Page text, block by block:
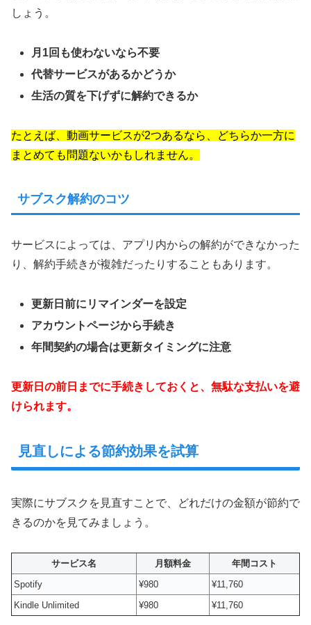
しょう。
月1回も使わないなら不要
代替サービスがあるかどうか
生活の質を下げずに解約できるか
たとえば、動画サービスが2つあるなら、どちらか一方に
まとめても問題ないかもしれません。
サブスク解約のコツ
サービスによっては、アプリ内からの解約ができなかった
り、解約手続きが複雑だったりすることもあります。
更新日前にリマインダーを設定
アカウントページから手続き
年間契約の場合は更新タイミングに注意
更新日の前日までに手続きしておくと、無駄な支払いを避
けられます。
見直しによる節約効果を試算
実際にサブスクを見直すことで、どれだけの金額が節約で
きるのかを見てみましょう。
サービス名 月額料金
年間コスト
Spotify
¥980
¥11,760
Kindle Unlimited
¥980 ¥11,760